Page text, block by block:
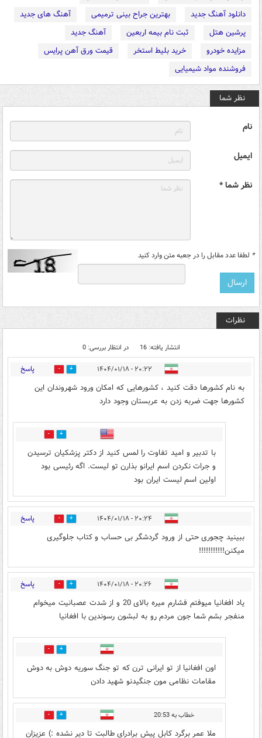
دانلود آهنگ جدید
بهترین جراح بینی ترمیمی
آهنگ های جدید
پرشین هتل
ثبت نام بیمه اربعین
آهنگ جدید
مزایده خودرو
خرید بلیط استخر
قیمت ورق آهن پرایس
فروشنده مواد شیمیایی
نظر شما
نام
ایمیل
نظر شما *
* لطفا عدد مقابل را در جعبه متن وارد کنید
نظرات
انتشار یافته: 16 در انتظار بررسی: 0
۲۰:۲۲ - ۱۴۰۴/۰۱/۱۸ 2 پاسخ
به نام کشورها دقت کنید ، کشورهایی که امکان ورود شهروندان این
کشورها جهت ضربه زدن به عربستان وجود دارد
1
با تدبیر و امید تفاوت را لمس کنید از دکتر پزشکیان ترسیدن
و جرات نکردن اسم ایرانو بذارن تو لیست. اگه رئیسی بود
اولین اسم لیست ایران بود
۲۰:۲۴ - ۱۴۰۴/۰۱/۱۸ 10 پاسخ
ببینید چجوری حتی از ورود گردشگر بی حساب و کتاب جلوگیری
میکنن!!!!!!!!!!!
۲۰:۲۶ - ۱۴۰۴/۰۱/۱۸ 43 پاسخ
یاد افغانیا میوفتم فشارم میره بالای 20 و از شدت عصبانیت میخوام
منفجر بشم شما جون مردم رو به لبشون رسوندین با افغانیا
21
اون افغانیا از تو ایرانی ترن که تو جنگ سوریه دوش به دوش
مقامات نظامی مون جنگیدنو شهید دادن
خطاب به 20:53 11
ملا عمر برگرد کابل پیش برادرای طالبت تا دیر نشده :) عزیزان